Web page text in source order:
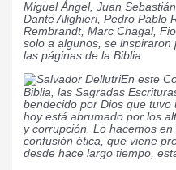
Miguel Ángel, Juan
Dante Alighieri, Pedro Pablo
Rembrandt, Marc Chagal,
solo a algunos, se
las páginas de la Biblia.
En este
Biblia, las Sagradas
bendecido por Dios que
hoy está abrumado por los
y corrupción. Lo hacemos
confusión ética, que viene
desde hace largo tiempo,